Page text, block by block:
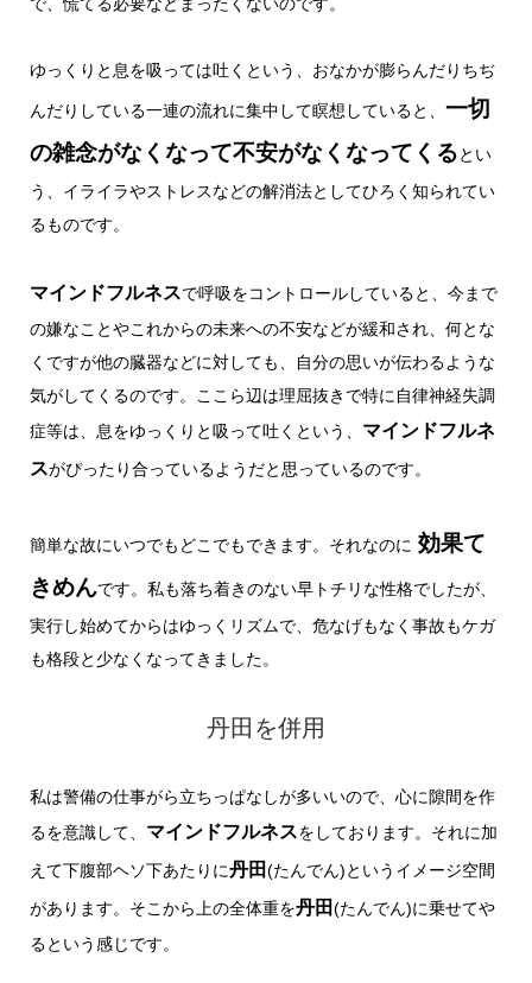
ゆっくりと息を吸っては吐くという、おなかが膨らんだりちぢ
んだりしている一連の流れに集中して瞑想していると、 一切
の雑念がなくなって不安がなくなってくるとい
う、イライラやストレスなどの解消法としてひろく知られてい
るものです。
マインドフルネスで呼吸をコントロールしていると、今まで
の嫌なことやこれからの未来への不安などが緩和され、何とな
くですが他の臓器などに対しても、自分の思いが伝わるような
気がしてくるのです。ここら辺は理屈抜きで特に自律神経失調
症等は、息をゆっくりと吸って吐くという、 マインドフルネ
スがぴったり合っているようだと思っているのです。
簡単な故にいつでもどこでもできます。それなのに 効果て
きめんです。私も落ち着きのない早トチリな性格でしたが、
実行し始めてからはゆっくリズムで、危なげもなく事故もケガ
も格段と少なくなってきました。
丹田を併用
私は警備の仕事がら立ちっぱなしが多いいので、心に隙間を作
るを意識して、 マインドフルネスをしております。それに加
えて下腹部ヘソ下あたりに丹田(たんでん)というイメージ空間
があります。そこから上の全体重を丹田(たんでん)に乗せてや
るという感じです。